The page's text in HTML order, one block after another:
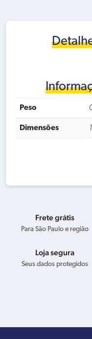
Peso
Dimensões
Frete grátis
Para São Paulo e região
Loja segura
Seus dados protegidos